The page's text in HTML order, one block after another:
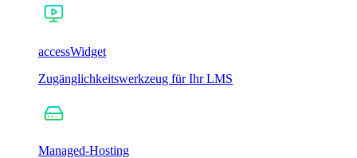
accessWidget
Zugänglichkeitswerkzeug für Ihr LMS
Managed-Hosting